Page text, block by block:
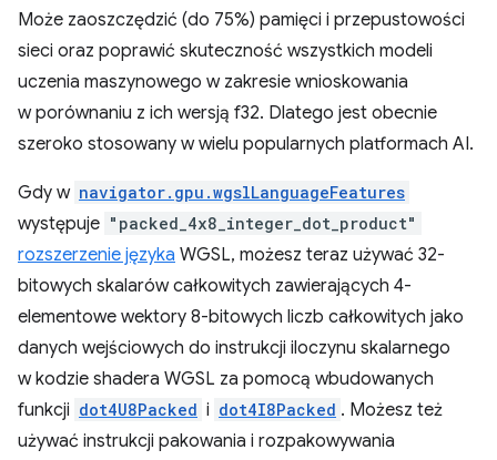
Może zaoszczędzić (do 75%) pamięci i przepustowości
sieci oraz poprawić skuteczność wszystkich modeli
uczenia maszynowego w zakresie wnioskowania
w porównaniu z ich wersją f32. Dlatego jest obecnie
szeroko stosowany w wielu popularnych platformach AI.
Gdy w navigator.gpu.wgslLanguageFeatures
występuje "packed_4x8_integer_dot_product"
rozszerzenie języka WGSL, możesz teraz używać 32-
bitowych skalarów całkowitych zawierających 4-
elementowe wektory 8-bitowych liczb całkowitych jako
danych wejściowych do instrukcji iloczynu skalarnego
w kodzie shadera WGSL za pomocą wbudowanych
funkcji dot4U8Packed i dot4I8Packed . Możesz też
używać instrukcji pakowania i rozpakowywania